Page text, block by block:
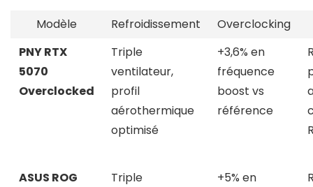
Modèle Refroidissement
Overclocking
PNY RTX
5070
Overclocked
Triple
ventilateur,
profil
aérothermique
optimisé
+3,6% en
fréquence
boost vs
référence
ASUS ROG
Triple
+5% en